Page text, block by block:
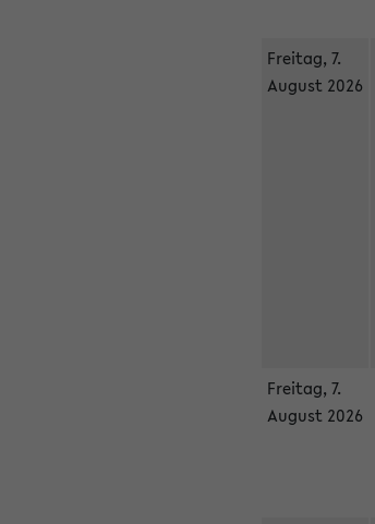
Freitag, 7.
August 2026
Freitag, 7.
August 2026